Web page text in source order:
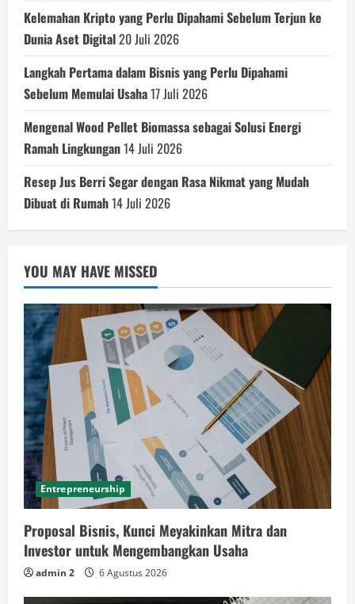
Kelemahan Kripto yang Perlu Dipahami Sebelum Terjun ke
Dunia Aset Digital20 Juli 2026
Langkah Pertama dalam Bisnis yang Perlu Dipahami
Sebelum Memulai Usaha17 Juli 2026
Mengenal Wood Pellet Biomassa sebagai Solusi Energi
Ramah Lingkungan14 Juli 2026
Resep Jus Berri Segar dengan Rasa Nikmat yang Mudah
Dibuat di Rumah14 Juli 2026
YOU MAY HAVE MISSED
Entrepreneurship
Proposal Bisnis, Kunci Meyakinkan Mitra dan
Investor untuk Mengembangkan Usaha
admin 2 6 Agustus 2026